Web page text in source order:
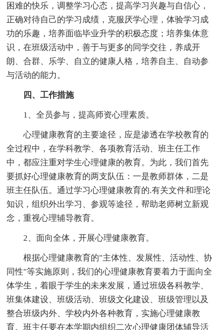
困难的快乐，调整学习心态，提高学习兴趣与自信心，
正确对待自己的学习成绩，克服厌学心理，体验学习成
功的乐趣，培养面临毕业升学的积极态度；培养集体意
识，在班级活动中，善于与更多的同学交往，养成开
朗、合群、乐学、自立的健康人格，培养自主、自动参
与活动的能力。
四、工作措施
1、全员参与，提高师资心理素质。
心理健康教育的主要途径，应是渗透在学校教育的
全过程中，在学科教学、各项教育活动、班主任工作
中，都应注重对学生心理健康的教育。为此，我们首先
要抓好心理健康教育的两支队伍：一是教师群体，二是
班主任队伍。通过学习心理健康教育的.有关文件和理论
知识，组织外出学习、参观等途径，帮助老师树立新观
念，重视心理辅导教育。
2、面向全体，开展心理健康教育。
根据心理健康教育的"主体性、发展性、活动性、协
同性"等实施原则，我们的心理健康教育要着力于面向全
体学生，着眼于学生的未来发展，通过班级各科教学、
班集体建设、班级活动、班级文化建设、班级管理以及
整合班级内外、学校内外各种教育，实施心理健康教
育。班主任要在本学期内组织二次心理健康团体辅导活